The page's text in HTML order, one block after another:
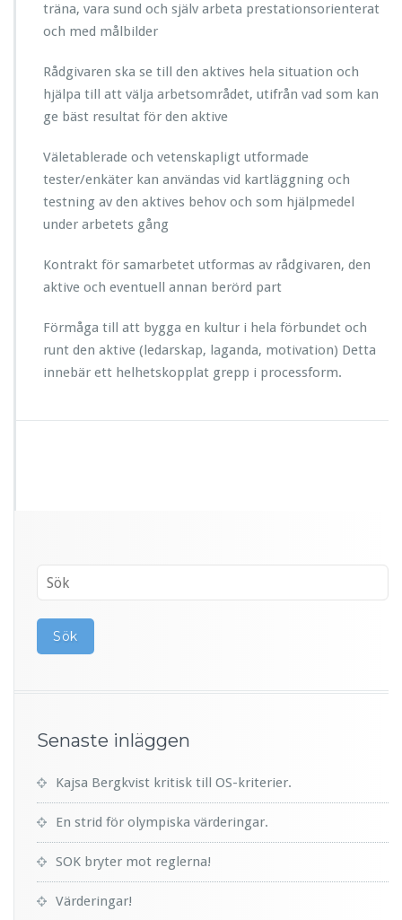
träna, vara sund och själv arbeta prestationsorienterat
och med målbilder
Rådgivaren ska se till den aktives hela situation och
hjälpa till att välja arbetsområdet, utifrån vad som kan
ge bäst resultat för den aktive
Väletablerade och vetenskapligt utformade
tester/enkäter kan användas vid kartläggning och
testning av den aktives behov och som hjälpmedel
under arbetets gång
Kontrakt för samarbetet utformas av rådgivaren, den
aktive och eventuell annan berörd part
Förmåga till att bygga en kultur i hela förbundet och
runt den aktive (ledarskap, laganda, motivation) Detta
innebär ett helhetskopplat grepp i processform.
Senaste inläggen
Kajsa Bergkvist kritisk till OS-kriterier.
En strid för olympiska värderingar.
SOK bryter mot reglerna!
Värderingar!